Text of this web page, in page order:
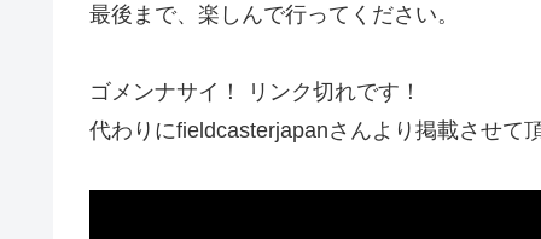
最後まで、楽しんで行ってください。
ゴメンナサイ！ リンク切れです！
代わりにfieldcasterjapanさんより掲載させて